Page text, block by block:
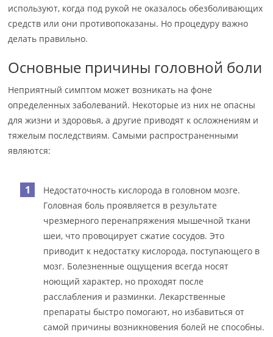
используют, когда под рукой не оказалось обезболивающих
средств или они противопоказаны. Но процедуру важно
делать правильно.
Основные причины головной боли
Неприятный симптом может возникать на фоне
определенных заболеваний. Некоторые из них не опасны
для жизни и здоровья, а другие приводят к осложнениям и
тяжелым последствиям. Самыми распространенными
являются:
Недостаточность кислорода в головном мозге.
Головная боль проявляется в результате
чрезмерного перенапряжения мышечной ткани
шеи, что провоцирует сжатие сосудов. Это
приводит к недостатку кислорода, поступающего в
мозг. Болезненные ощущения всегда носят
ноющий характер, но проходят после
расслабления и разминки. Лекарственные
препараты быстро помогают, но избавиться от
самой причины возникновения болей не способны.